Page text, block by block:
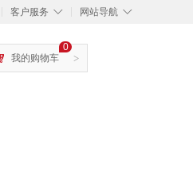
◇
客户服务 ◇
网站导航
>
0
我的购物车